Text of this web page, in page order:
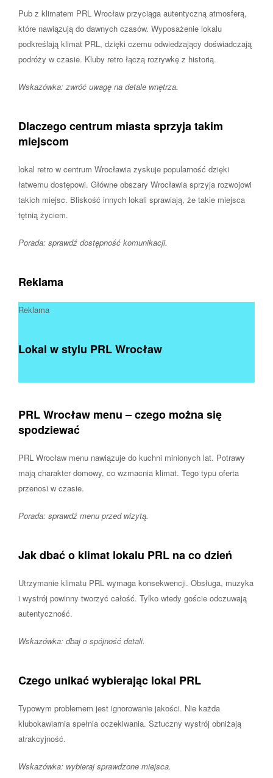
Pub z klimatem PRL Wrocław przyciąga autentyczną atmosferą,
które nawiązują do dawnych czasów. Wyposażenie lokalu
podkreślają klimat PRL, dzięki czemu odwiedzający doświadczają
podróży w czasie. Kluby retro łączą rozrywkę z historią.
Wskazówka: zwróć uwagę na detale wnętrza.
Dlaczego centrum miasta sprzyja takim
miejscom
lokal retro w centrum Wrocławia zyskuje popularność dzięki
łatwemu dostępowi. Główne obszary Wrocławia sprzyja rozwojowi
takich miejsc. Bliskość innych lokali sprawiają, że takie miejsca
tętnią życiem.
Porada: sprawdź dostępność komunikacji.
Reklama
Reklama
Lokal w stylu PRL Wrocław
PRL Wrocław menu – czego można się
spodziewać
PRL Wrocław menu nawiązuje do kuchni minionych lat. Potrawy
mają charakter domowy, co wzmacnia klimat. Tego typu oferta
przenosi w czasie.
Porada: sprawdź menu przed wizytą.
Jak dbać o klimat lokalu PRL na co dzień
Utrzymanie klimatu PRL wymaga konsekwencji. Obsługa, muzyka
i wystrój powinny tworzyć całość. Tylko wtedy goście odczuwają
autentyczność.
Wskazówka: dbaj o spójność detali.
Czego unikać wybierając lokal PRL
Typowym problemem jest ignorowanie jakości. Nie każda
klubokawiarnia spełnia oczekiwania. Sztuczny wystrój obniżają
atrakcyjność.
Wskazówka: wybieraj sprawdzone miejsca.